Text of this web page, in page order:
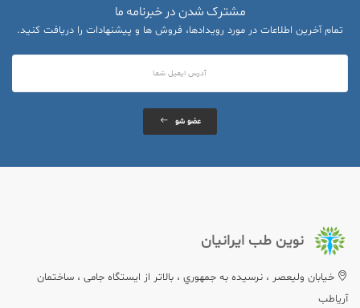
مشترک شدن در خبرنامه ما
تمام آخرین اطلاعات در مورد رویدادها، فروش ها و پیشنهادات را دریافت کنید.
عضو شو
نوین طب ایرانیان
خيابان وليعصر ، نرسيده به جمهوري ، بالاتر از ایستگاه جامی ، ساختمان
آریاطب